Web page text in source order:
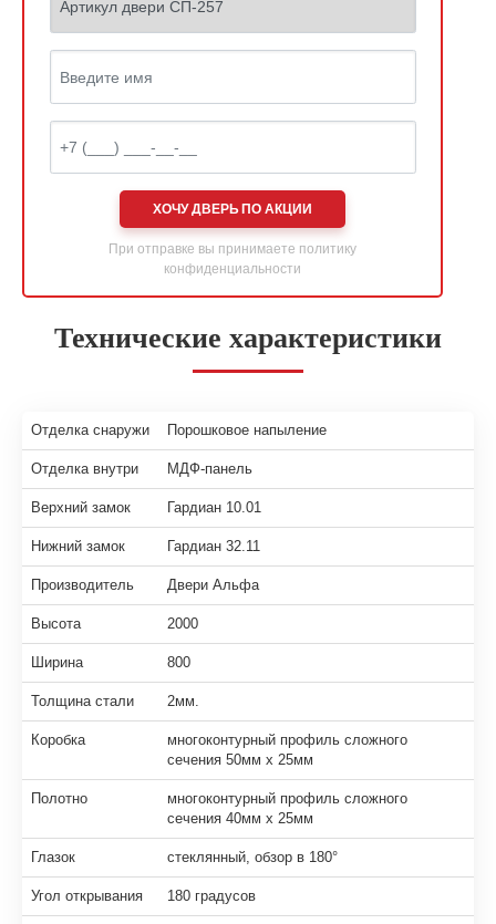
ХОЧУ ДВЕРЬ ПО АКЦИИ
При отправке вы принимаете политику
конфиденциальности
Технические характеристики
Отделка снаружи Порошковое напыление
Отделка внутри МДФ-панель
Верхний замок Гардиан 10.01
Нижний замок Гардиан 32.11
Производитель Двери Альфа
Высота 2000
Ширина 800
Толщина стали 2мм.
Коробка
многоконтурный профиль сложного
сечения 50мм х 25мм
Полотно
многоконтурный профиль сложного
сечения 40мм х 25мм
Глазок стеклянный, обзор в 180°
Угол открывания 180 градусов